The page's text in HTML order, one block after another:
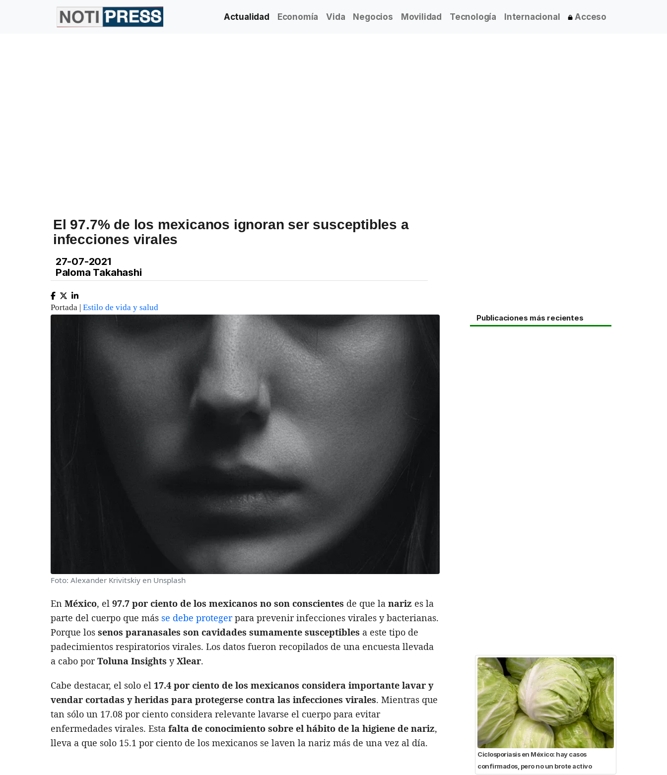
Actualidad Economía Vida Negocios Movilidad Tecnología Internacional Acceso
El 97.7% de los mexicanos ignoran ser susceptibles a
infecciones virales
27-07-2021
Paloma Takahashi
Portada | Estilo de vida y salud
Foto: Alexander Krivitskiy en Unsplash
En México, el 97.7 por ciento de los mexicanos no son conscientes de que la nariz es la
parte del cuerpo que más se debe protegerpara prevenir infecciones virales y bacterianas.
Porque los senos paranasales son cavidades sumamente susceptibles a este tipo de
padecimientos respiratorios virales. Los datos fueron recopilados de una encuesta llevada
a cabo porToluna Insights yXlear.
Cabe destacar, el solo el 17.4 por ciento de los mexicanos considera importante lavar y
vendar cortadas y heridas para protegerse contra las infecciones virales. Mientras que
tan sólo un 17.08 por ciento considera relevante lavarse el cuerpo para evitar
enfermedades virales. Esta falta de conocimiento sobre el hábito de la higiene de nariz,
lleva a que solo 15.1 por ciento de los mexicanos se laven la nariz más de una vez al día.
Publicaciones más recientes
Ciclosporiasis en México: hay casos
confirmados, pero no un brote activo